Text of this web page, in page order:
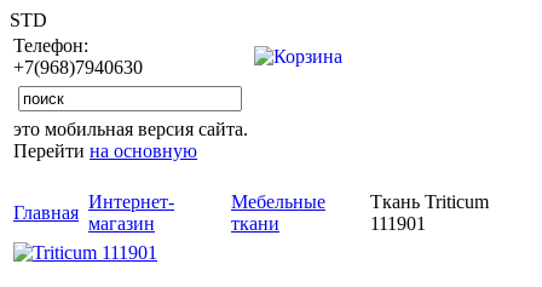
STD
Телефон:
+7(968)7940630
это мобильная версия сайта.
Перейти на основную
Главная
Интернет-
магазин
Мебельные
ткани
Ткань Triticum
111901